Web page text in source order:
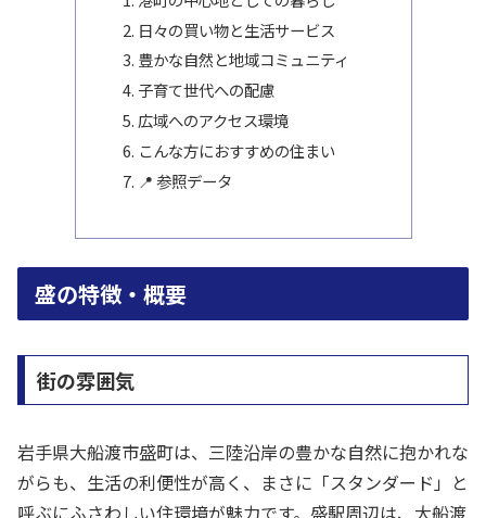
日々の買い物と生活サービス
豊かな自然と地域コミュニティ
子育て世代への配慮
広域へのアクセス環境
こんな方におすすめの住まい
📍 参照データ
盛の特徴・概要
街の雰囲気
岩手県大船渡市盛町は、三陸沿岸の豊かな自然に抱かれな
がらも、生活の利便性が高く、まさに「スタンダード」と